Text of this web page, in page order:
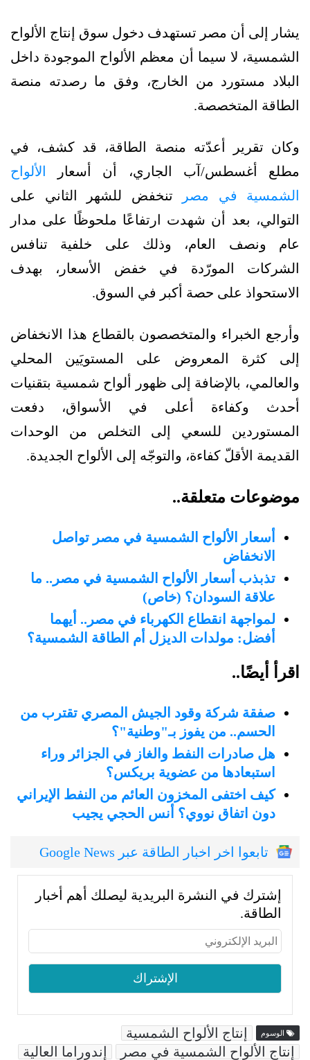
يشار إلى أن مصر تستهدف دخول سوق إنتاج الألواح
الشمسية، لا سيما أن معظم الألواح الموجودة داخل
البلاد مستورد من الخارج، وفق ما رصدته منصة
الطاقة المتخصصة.
وكان تقرير أعدّته منصة الطاقة، قد كشف، في
مطلع أغسطس/آب الجاري، أن أسعار
الألواح
الشمسية في مصر
تنخفض للشهر الثاني على
التوالي، بعد أن شهدت ارتفاعًا ملحوظًا على مدار
عام ونصف العام، وذلك على خلفية تنافس
الشركات المورّدة في خفض الأسعار، بهدف
الاستحواذ على حصة أكبر في السوق.
وأرجع الخبراء والمتخصصون بالقطاع هذا الانخفاض
إلى كثرة المعروض على المستويَين المحلي
والعالمي، بالإضافة إلى ظهور ألواح شمسية بتقنيات
أحدث وكفاءة أعلى في الأسواق، دفعت
المستوردين للسعي إلى التخلص من الوحدات
القديمة الأقلّ كفاءة، والتوجّه إلى الألواح الجديدة.
موضوعات متعلقة..
أسعار الألواح الشمسية في مصر تواصل
الانخفاض
تذبذب أسعار الألواح الشمسية في مصر.. ما
علاقة السودان؟ (خاص)
لمواجهة انقطاع الكهرباء في مصر.. أيهما
أفضل: مولدات الديزل أم الطاقة الشمسية؟
اقرأ أيضًا..
صفقة شركة وقود الجيش المصري تقترب من
الحسم.. من يفوز بـ"وطنية"؟
هل صادرات النفط والغاز في الجزائر وراء
استبعادها من عضوية بريكس؟
كيف اختفى المخزون العائم من النفط الإيراني
دون اتفاق نووي؟ أنس الحجي يجيب
تابعوا اخر اخبار الطاقة عبر Google News
إشترك في النشرة البريدية ليصلك أهم أخبار
الطاقة.
الوسوم
إنتاج الألواح الشمسية
إنتاج الألواح الشمسية في مصر
إندوراما العالية